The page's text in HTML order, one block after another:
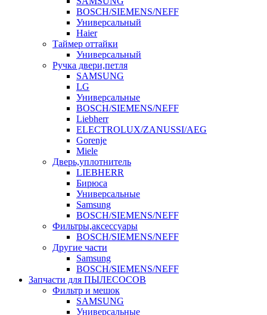
BOSCH/SIEMENS/NEFF
Универсальный
Haier
Таймер оттайки
Универсальный
Ручка двери,петля
SAMSUNG
LG
Универсальные
BOSCH/SIEMENS/NEFF
Liebherr
ELECTROLUX/ZANUSSI/AEG
Gorenje
Miele
Дверь,уплотнитель
LIEBHERR
Бирюса
Универсальные
Samsung
BOSCH/SIEMENS/NEFF
Фильтры,аксессуары
BOSCH/SIEMENS/NEFF
Другие части
Samsung
BOSCH/SIEMENS/NEFF
Запчасти для ПЫЛЕСОСОВ
Фильтр и мешок
SAMSUNG
Универсальные